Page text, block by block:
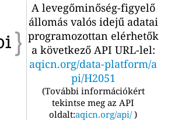
A levegőminőség-figyelő
állomás valós idejű adatai
programozottan elérhetők
a következő API URL-lel:
aqicn.org/data-platform/a
pi/H2051
(További információkért
tekintse meg az API
oldalt:aqicn.org/api/ )